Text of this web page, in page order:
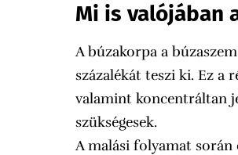
Mi is valójában
A búzakorpa a
százalékát teszi ki. Ez a
valamint koncentráltan
szükségesek.
A malási folyamat